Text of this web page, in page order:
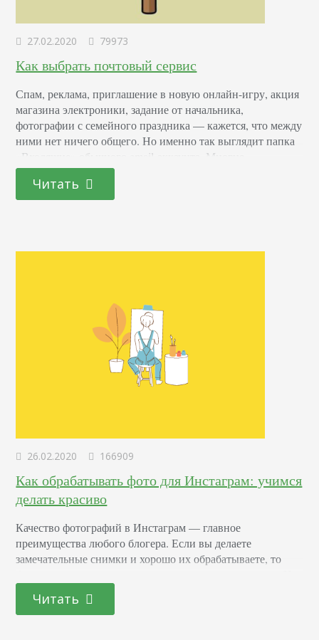
27.02.2020 79973
Как выбрать почтовый сервис
Спам, реклама, приглашение в новую онлайн-игру, акция
магазина электроники, задание от начальника,
фотографии с семейного праздника — кажется, что между
ними нет ничего общего. Но именно так выглядит папка
«Входящие» обычного email-аккаунта. Многие
рекомендуют использовать два аккаунта: рабочий (для
деловой переписки) и личный (для всего остального). Но
что, если просто использовать сервисы почты
Читать
26.02.2020 166909
Как обрабатывать фото для Инстаграм: учимся
делать красиво
Качество фотографий в Инстаграм — главное
преимущества любого блогера. Если вы делаете
замечательные снимки и хорошо их обрабатываете, то
всегда для обработки фото для Инстаграм требуется много
времени и профессиональная камера, программное
Читать